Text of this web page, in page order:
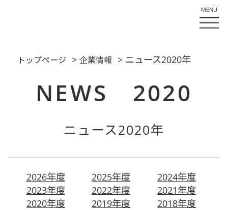
トップページ >企業情報 > ニュース2020年
NEWS 2020
ニュース2020年
2026年度 2025年度
2024年度
2023年度
2022年度
2021年度
2020年度
2019年度 2018年度